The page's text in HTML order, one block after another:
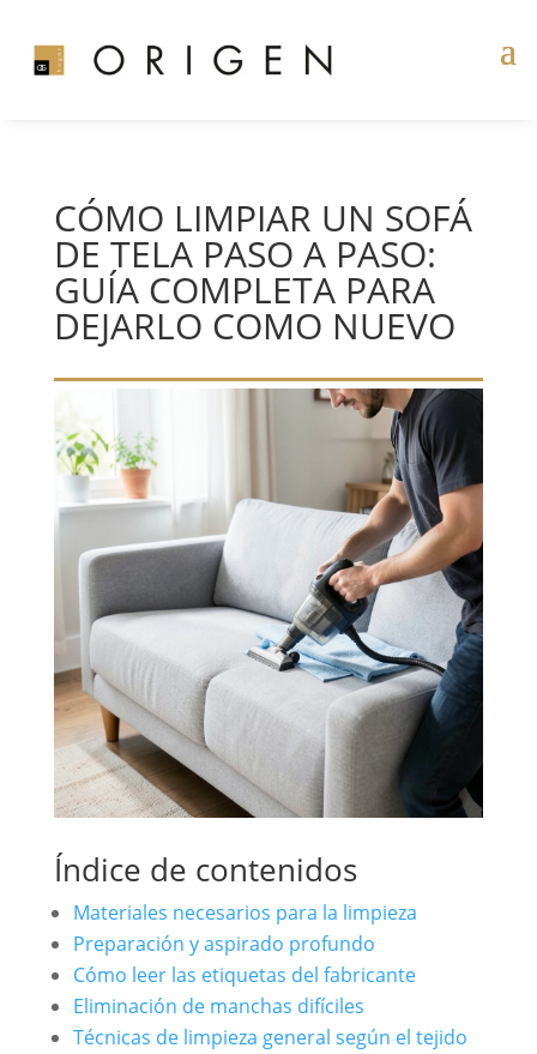
CÓMO LIMPIAR UN SOFÁ
DE TELA PASO A PASO:
GUÍA COMPLETA PARA
DEJARLO COMO NUEVO
Índice de contenidos
Materiales necesarios para la limpieza
Preparación y aspirado profundo
Cómo leer las etiquetas del fabricante
Eliminación de manchas difíciles
Técnicas de limpieza general según el tejido